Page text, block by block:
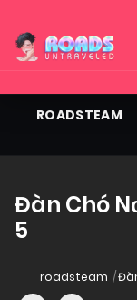
ROADSTEAM
Đàn Chó
5
roadsteam